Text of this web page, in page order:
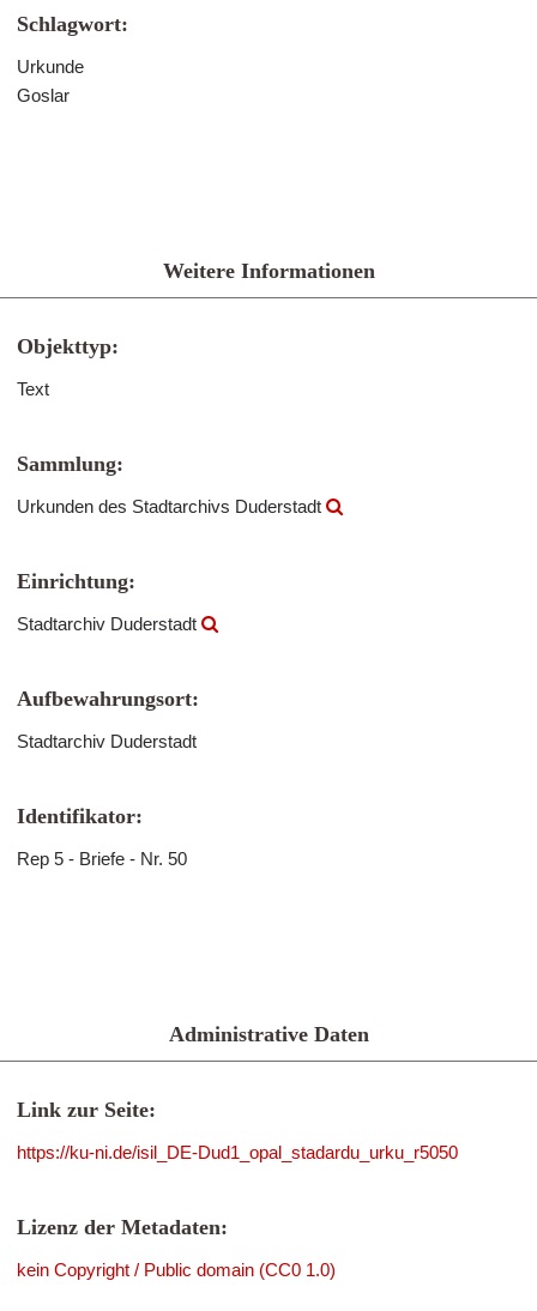
Schlagwort:
Urkunde
Goslar
Weitere Informationen
Objekttyp:
Text
Sammlung:
Urkunden des Stadtarchivs Duderstadt
Einrichtung:
Stadtarchiv Duderstadt
Aufbewahrungsort:
Stadtarchiv Duderstadt
Identifikator:
Rep 5 - Briefe - Nr. 50
Administrative Daten
Link zur Seite:
https://ku-ni.de/isil_DE-Dud1_opal_stadardu_urku_r5050
Lizenz der Metadaten:
kein Copyright / Public domain (CC0 1.0)